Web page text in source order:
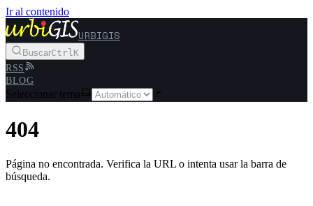
Ir al contenido
URBIGIS
BuscarCtrlK
RSS
BLOG
Seleccionar tema
404
Página no encontrada. Verifica la URL o intenta usar la barra de
búsqueda.